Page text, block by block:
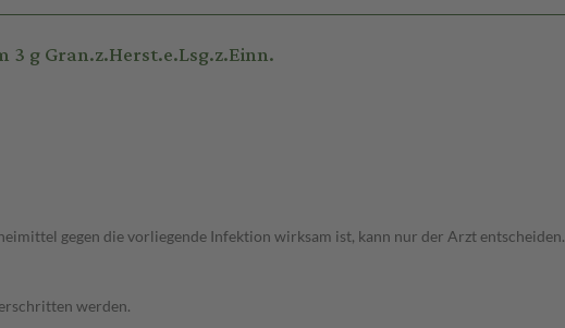
g Gran.z.Herst.e.Lsg.z.Einn.
gegen die vorliegende Infektion wirksam ist, kann nur der Arzt entscheiden.
werden.